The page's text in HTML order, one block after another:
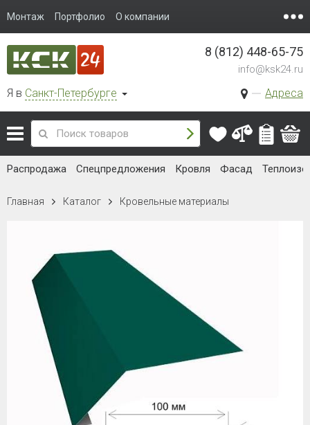
Монтаж Портфолио О компании
Я в Санкт-Петербурге Адреса
8 (812) 448-65-75
info@ksk24.ru
Распродажа Спецпредложения Кровля Фасад
Главная Каталог Кровельные материалы